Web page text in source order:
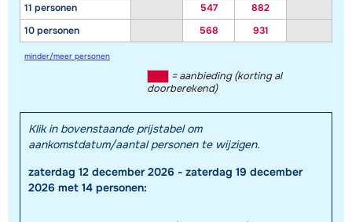
Toon alle accommodaties in dit gebied
Deze kaart geeft een indicatie van de ligging van onze accommodaties. De
exacte locatie kan enigszins afwijken.
11 personen
10 personen
547
882
568
931
minder/meer personen
= aanbieding (korting al
doorberekend)
Klik in bovenstaande prijstabel om
aankomstdatum/aantal personen te wijzigen.
zaterdag 12 december 2026 - zaterdag 19 december
2026 met 14 personen: